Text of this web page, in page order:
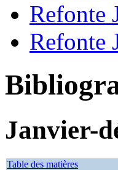
Refonte
Refonte
Janvier-
Table des matières